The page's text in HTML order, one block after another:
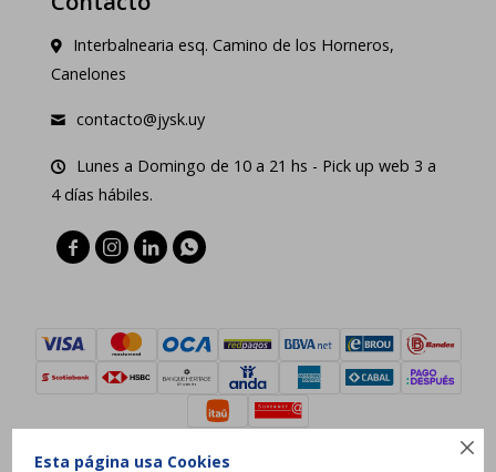

Esta página usa Cookies
Interbalnearia esq. Camino de los Horneros,
Canelones
contacto@jysk.uy
Lunes a Domingo de 10 a 21 hs - Pick up web 3 a
4 días hábiles.
   